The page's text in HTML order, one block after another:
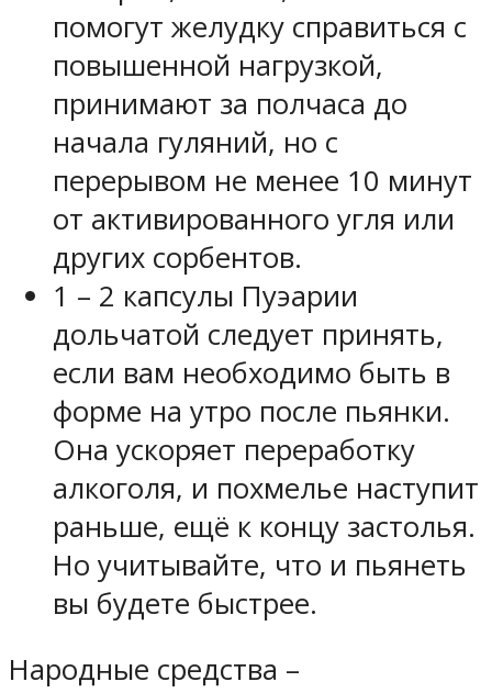
помогут желудку справиться с
повышенной нагрузкой,
принимают за полчаса до
начала гуляний, но с
перерывом не менее 10 минут
от активированного угля или
других сорбентов.
1 – 2 капсулы Пуэарии
дольчатой следует принять,
если вам необходимо быть в
форме на утро после пьянки.
Она ускоряет переработку
алкоголя, и похмелье наступит
раньше, ещё к концу застолья.
Но учитывайте, что и пьянеть
вы будете быстрее.
Народные средства –